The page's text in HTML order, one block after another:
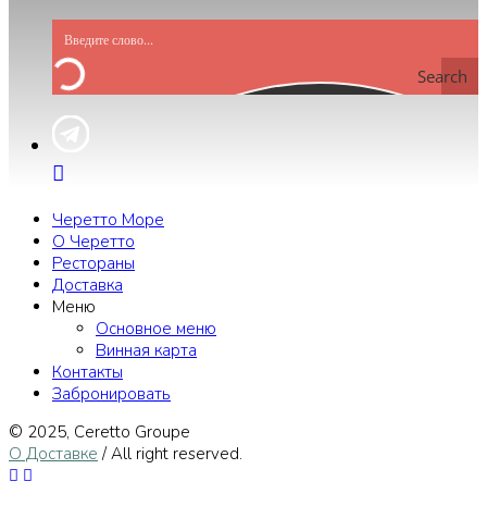
Search
Черетто Море
О Черетто
Рестораны
Доставка
Меню
Основное меню
Винная карта
Контакты
Забронировать
© 2025, Сeretto Groupe
О Доставке / All right reserved.